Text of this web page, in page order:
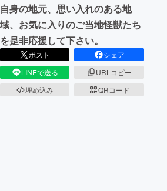
自身の地元、思い入れのある地
域、お気に入りのご当地怪獣たち
を是非応援して下さい。
ポスト
シェア
LINEで送る
URLコピー
埋め込み
QRコード